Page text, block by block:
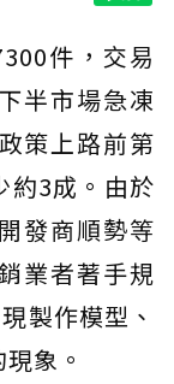
件，交易
半市場急凍
策上路前第
約3成。由於
發商順勢等
業者著手規
製作模型、
象。